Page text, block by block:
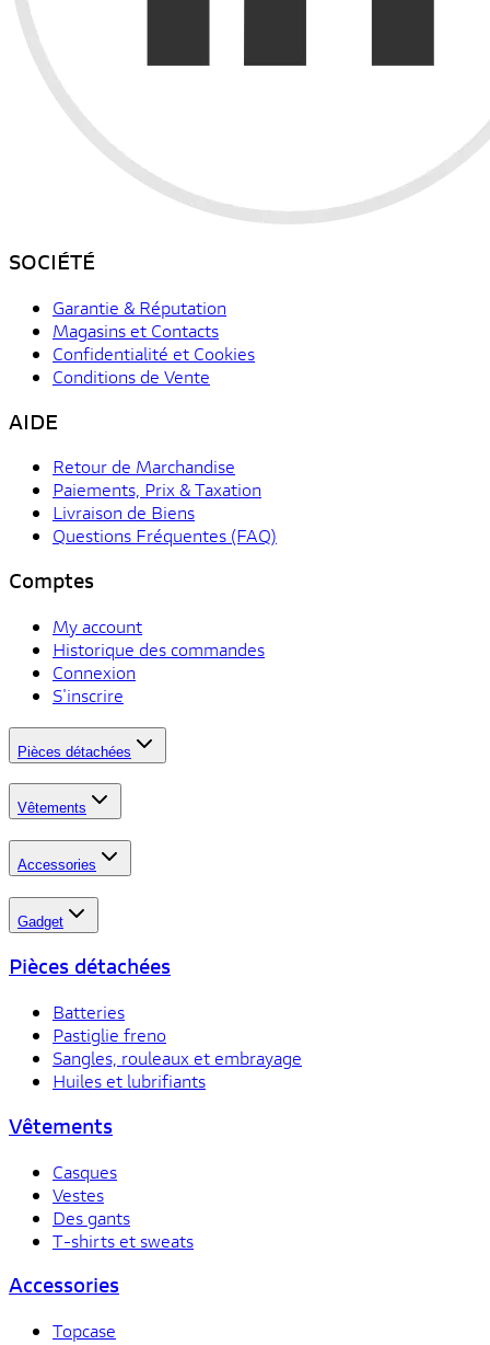
SOCIÉTÉ
Garantie & Réputation
Magasins et Contacts
Confidentialité et Cookies
Conditions de Vente
AIDE
Retour de Marchandise
Paiements, Prix & Taxation
Livraison de Biens
Questions Fréquentes (FAQ)
Comptes
My account
Historique des commandes
Connexion
S'inscrire
Pièces détachées
Vêtements
Accessories
Gadget
Pièces détachées
Batteries
Pastiglie freno
Sangles, rouleaux et embrayage
Huiles et lubrifiants
Vêtements
Casques
Vestes
Des gants
T-shirts et sweats
Accessories
Topcase